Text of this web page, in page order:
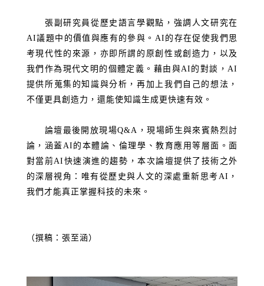
張副研究員從歷史語言學觀點，強調人文研究在
AI議題中的價值與應有的參與。 AI 的存在促使我們思
考現代性的來源，亦即所謂的原創性或創造力，以及
我們作為現代文明的個體定義。藉由與AI 的對談，AI
提供所蒐集的知識與分析，再加上我們自己的想法，
不僅更具創造力，還能使知識生成更快速有效。
論壇最後開放現場Q&A ，現場師生與來賓熱烈討
論，涵蓋AI 的本體論、倫理學、教育應用等層面。面
對當前AI 快速演進的趨勢，本次論壇提供了技術之外
的深層視角：唯有從歷史與人文的深處重新思考AI ，
我們才能真正掌握科技的未來。
（撰稿：張至涵）